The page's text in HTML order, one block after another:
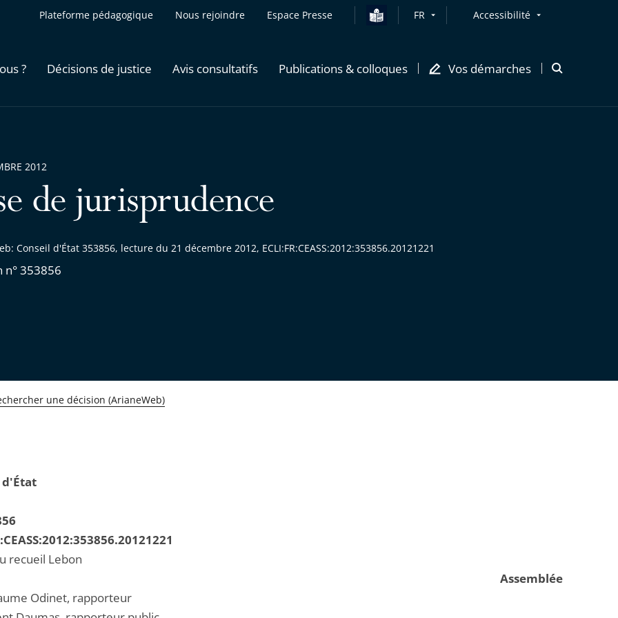
Plateforme pédagogique Nous rejoindre Espace Presse FR Accessibilité
? Décisions de justice Avis consultatifs Publications & colloques Vos démarches
Ouvrir
de jurisprudence
Conseil d'État 353856, lecture du 21 décembre 2012, ECLI:FR:CEASS:2012:353856.20121221
n° 353856
2012
une décision (ArianeWeb)
d'État
recueil Lebon
Assemblée
Odinet, rapporteur